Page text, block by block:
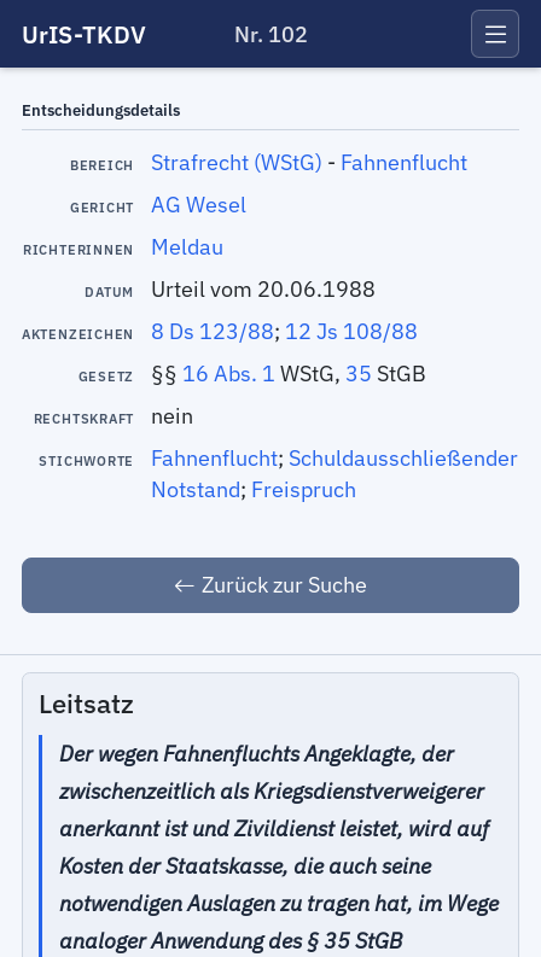
UrIS-TKDV Nr. 102
Entscheidungsdetails
BEREICH Strafrecht (WStG) - Fahnenflucht
GERICHT AG Wesel
RICHTERINNEN Meldau
DATUM Urteil vom 20.06.1988
AKTENZEICHEN 8 Ds 123/88; 12 Js 108/88
GESETZ §§ 16 Abs. 1 WStG, 35 StGB
RECHTSKRAFT nein
STICHWORTE Fahnenflucht; Schuldausschließender
Notstand; Freispruch
Zurück zur Suche
Leitsatz
Der wegen Fahnenfluchts Angeklagte, der
zwischenzeitlich als Kriegsdienstverweigerer
anerkannt ist und Zivildienst leistet, wird auf
Kosten der Staatskasse, die auch seine
notwendigen Auslagen zu tragen hat, im Wege
analoger Anwendung des § 35 StGB